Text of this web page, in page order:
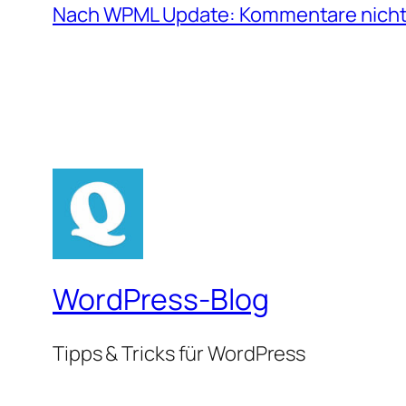
Nach WPML Update: Kommentare
WordPress-Blog
Tipps & Tricks für WordPress